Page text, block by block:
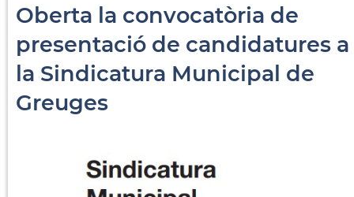
Oberta la convocatòria de
presentació de candidatures a
la Sindicatura Municipal de
Greuges